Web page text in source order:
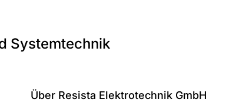
Systemtechnik
Über Resista Elektrotechnik GmbH